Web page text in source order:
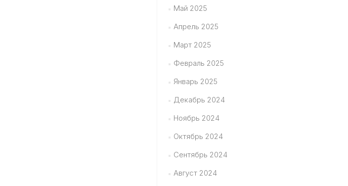
Май 2025
Апрель 2025
Март 2025
Февраль 2025
Январь 2025
Декабрь 2024
Ноябрь 2024
Октябрь 2024
Сентябрь 2024
Август 2024